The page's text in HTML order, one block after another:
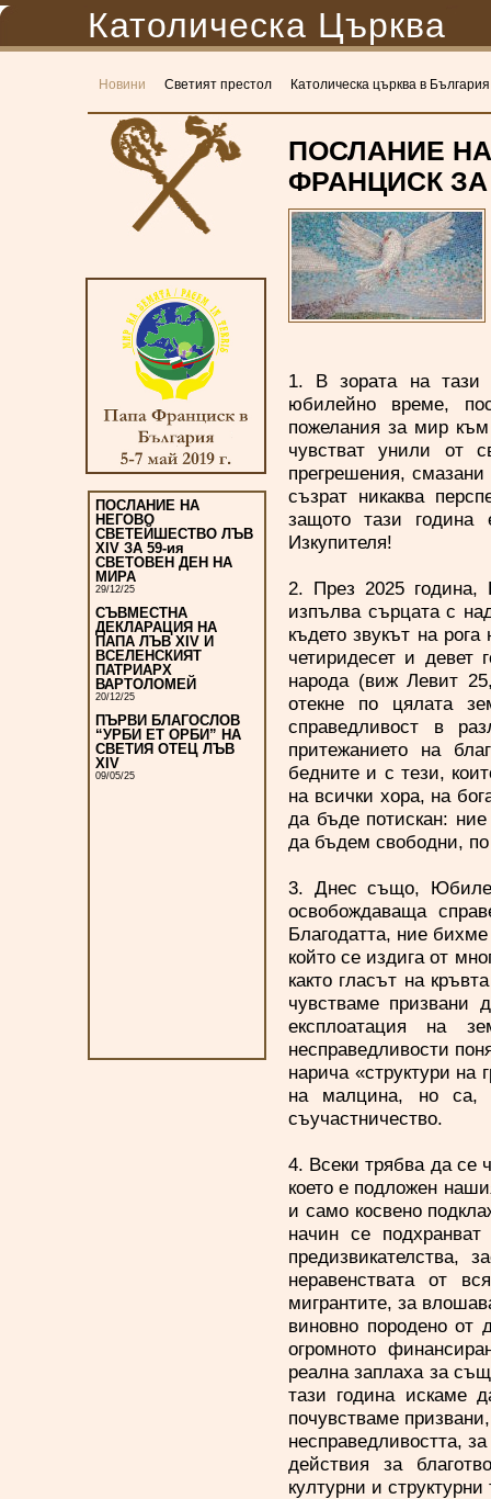
Католическа Църква
Новини Светият престол Католическа църква в България
ПОСЛАНИЕ НА
НЕГОВО
СВЕТЕЙШЕСТВО ЛЪВ
XIV ЗА 59-ия
СВЕТОВЕН ДЕН НА
МИРА
29/12/25
СЪВМЕСТНА
ДЕКЛАРАЦИЯ НА
ПАПА ЛЪВ XIV И
ВСЕЛЕНСКИЯТ
ПАТРИАРХ
ВАРТОЛОМЕЙ
20/12/25
ПЪРВИ БЛАГОСЛОВ
“УРБИ ЕТ ОРБИ” НА
СВЕТИЯ ОТЕЦ ЛЪВ
XIV
09/05/25
ПОСЛАНИЕ
ФРАНЦИСК
1. В зората на тази
юбилейно време,
пожелания за мир
чувстват унили от
прегрешения, смазани
съзрат никаква
защото тази година
Изкупителя!
2. През 2025 година,
изпълва сърцата с
където звукът на
четиридесет и
народа (виж Левит
отекне по цялата
справедливост в
притежанието на
бедните и с тези,
на всички хора, на
да бъде потискан:
да бъдем свободни,
3. Днес също,
освобождаваща
Благодатта, ние
който се издига от
както гласът на
чувстваме призвани
експлоатация на
несправедливости
нарича «структури на
на малцина, но са,
съучастничество.
4. Всеки трябва да се
което е подложен
и само косвено
начин се
неравенствата от
мигрантите, за
виновно породено от
огромното
реална заплаха за
тази година искаме
почувстваме
несправедливостта,
действия за
културни и